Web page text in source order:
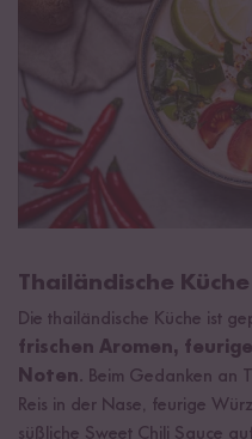
Thailändische Küche
Die thailändische Küche ist
frischen Aromen,
Noten. Beim Gedanken an
Reis in der Nase, feurige
süßliche Sweet Chili Sauce